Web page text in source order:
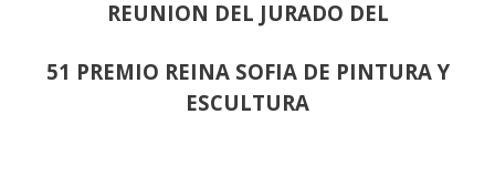
REUNION DEL JURADO DEL
51 PREMIO REINA SOFIA DE PINTURA Y
ESCULTURA